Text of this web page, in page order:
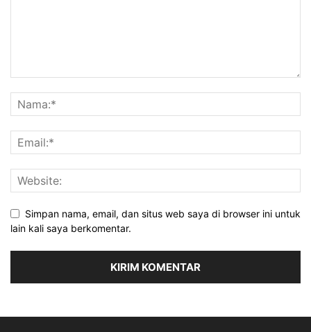
Simpan nama, email, dan situs web saya di browser ini untuk
lain kali saya berkomentar.